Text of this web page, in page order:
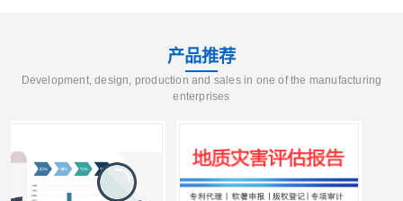
产品推荐
Development, design, production and sales in one of the manufacturing
enterprises